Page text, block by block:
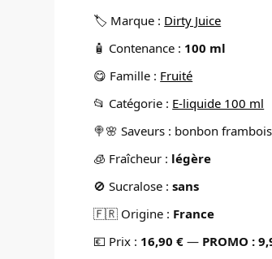
🏷️ Marque : Dirty Juice
🧴 Contenance : 100 ml
😋 Famille : Fruité
📂 Catégorie : E-liquide 100 ml
🍭🌸 Saveurs : bonbon
🧊 Fraîcheur : légère
🚫 Sucralose :sans
🇫🇷 Origine : France
💶 Prix : 16,90 € — PROMO :